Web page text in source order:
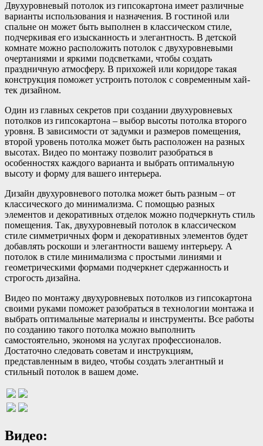
Двухуровневый потолок из гипсокартона имеет различные
варианты использования и назначения. В гостиной или
спальне он может быть выполнен в классическом стиле,
подчеркивая его изысканность и элегантность. В детской
комнате можно расположить потолок с двухуровневыми
очертаниями и яркими подсветками, чтобы создать
праздничную атмосферу. В прихожей или коридоре такая
конструкция поможет устроить потолок с современным хай-
тек дизайном.
Один из главных секретов при создании двухуровневых
потолков из гипсокартона – выбор высоты потолка второго
уровня. В зависимости от задумки и размеров помещения,
второй уровень потолка может быть расположен на разных
высотах. Видео по монтажу позволит разобраться в
особенностях каждого варианта и выбрать оптимальную
высоту и форму для вашего интерьера.
Дизайн двухуровневого потолка может быть разным – от
классического до минимализма. С помощью разных
элементов и декоративных отделок можно подчеркнуть стиль
помещения. Так, двухуровневый потолок в классическом
стиле симметричных форм и декоративных элементов будет
добавлять роскоши и элегантности вашему интерьеру. А
потолок в стиле минимализма с простыми линиями и
геометрическими формами подчеркнет сдержанность и
строгость дизайна.
Видео по монтажу двухуровневых потолков из гипсокартона
своими руками поможет разобраться в технологии монтажа и
выбрать оптимальные материалы и инструменты. Все работы
по созданию такого потолка можно выполнить
самостоятельно, экономя на услугах профессионалов.
Достаточно следовать советам и инструкциям,
представленным в видео, чтобы создать элегантный и
стильный потолок в вашем доме.
Видео: